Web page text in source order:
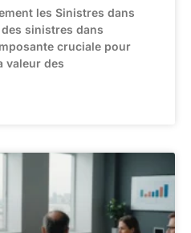
les Sinistres dans
sinistres dans
cruciale pour
valeur des